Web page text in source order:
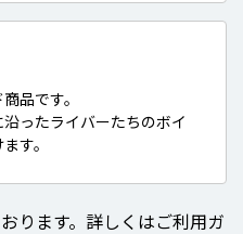
品です。
ったライバーたちのボイ
す。
ります。詳しくはご利用ガ